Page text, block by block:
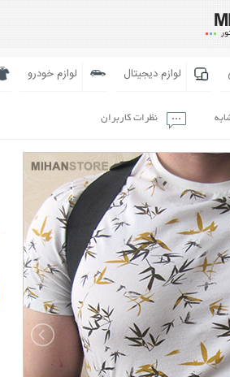
لوازم دیجیتال لوازم خودرو
نظرات کاربران